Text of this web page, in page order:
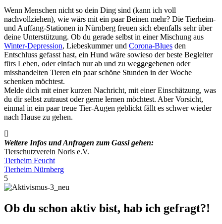
Wenn Menschen nicht so dein Ding sind (kann ich voll
nachvollziehen), wie wärs mit ein paar Beinen mehr? Die Tierheim-
und Auffang-Stationen in Nürnberg freuen sich ebenfalls sehr über
deine Unterstützung. Ob du gerade selbst in einer Mischung aus
Winter-Depression, Liebeskummer und Corona-Blues den
Entschluss gefasst hast, ein Hund wäre sowieso der beste Begleiter
fürs Leben, oder einfach nur ab und zu weggegebenen oder
misshandelten Tieren ein paar schöne Stunden in der Woche
schenken möchtest.
Melde dich mit einer kurzen Nachricht, mit einer Einschätzung, was
du dir selbst zutraust oder gerne lernen möchtest. Aber Vorsicht,
einmal in ein paar treue Tier-Augen geblickt fällt es schwer wieder
nach Hause zu gehen.
Weitere Infos und Anfragen zum Gassi gehen:
Tierschutzverein Noris e.V.
Tierheim Feucht
Tierheim Nürnberg
5
Ob du schon aktiv bist, hab ich gefragt?!